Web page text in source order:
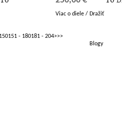
Viac o diele / Dražiť
151 - 180181 - 204>>>
Blogy